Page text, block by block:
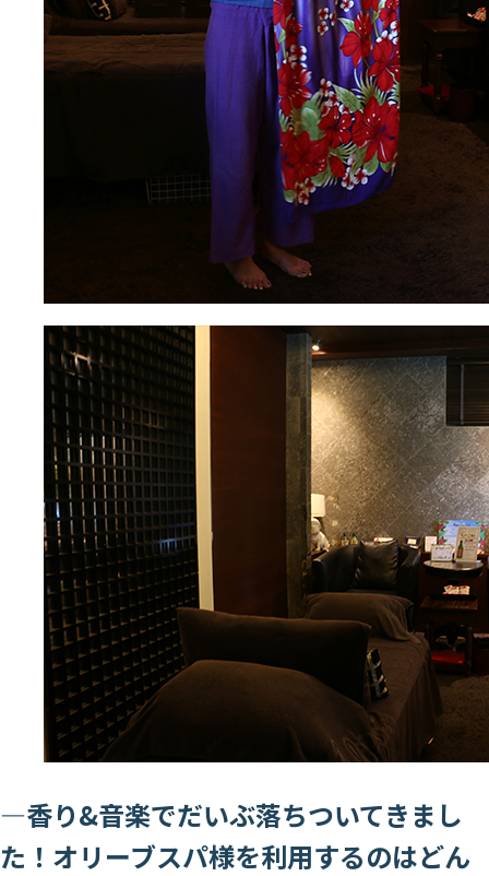
―香り&音楽でだいぶ落ちついてきまし
た！オリーブスパ様を利用するのはどん